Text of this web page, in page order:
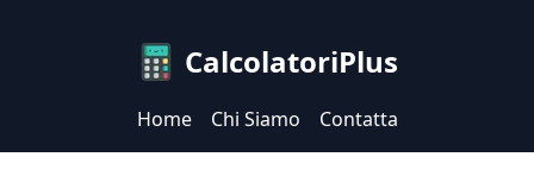
CalcolatoriPlus
Home Chi Siamo Contatta